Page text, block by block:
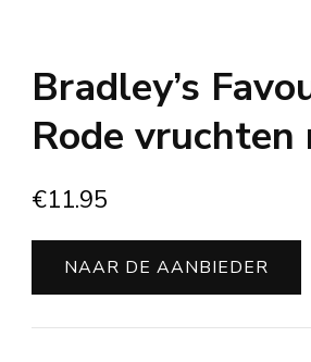
Bradley’s
Rode vruchten
€11.95
NAAR DE AANBIEDER